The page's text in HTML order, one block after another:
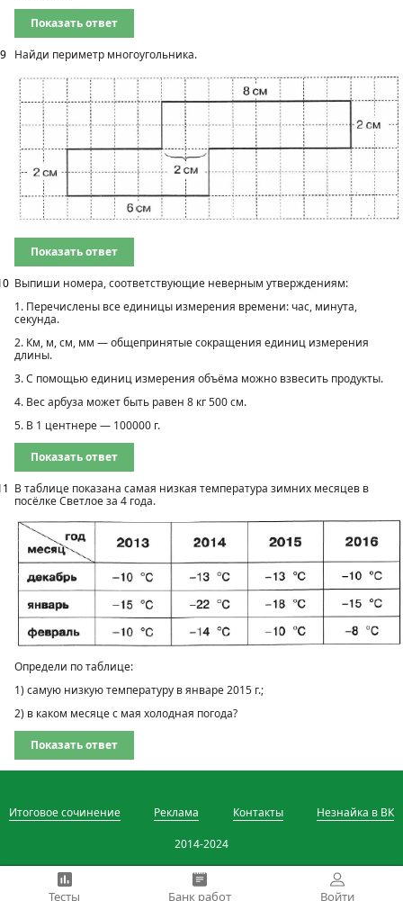
Показать ответ
9 Найди периметр многоугольника.
Показать ответ
Выпиши номера, соответствующие неверным утверждениям:
1. Перечислены все единицы измерения времени: час, минута,
секунда.
2. Км, м, см, мм — общепринятые сокращения единиц измерения
длины.
3. С помощью единиц измерения объёма можно взвесить продукты.
4. Вес арбуза может быть равен 8 кг 500 см.
5. В 1 центнере — 100000 г.
Показать ответ
В таблице показана самая низкая температура зимних месяцев в
посёлке Светлое за 4 года.
Определи по таблице:
1) самую низкую температуру в январе 2015 г.;
2) в каком месяце с мая холодная погода?
Показать ответ
Тесты Банк работ Войти
Итоговое сочинение Реклама Контакты Незнайка в ВК
2014-2024